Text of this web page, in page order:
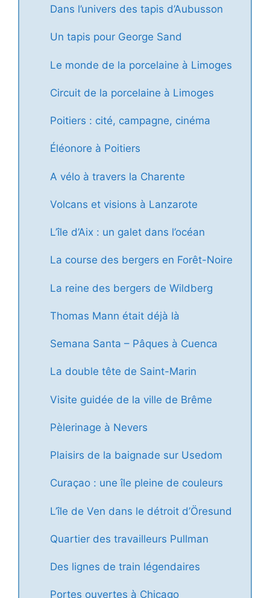
Dans l’univers des tapis d’Aubusson
Un tapis pour George Sand
Le monde de la porcelaine à Limoges
Circuit de la porcelaine à Limoges
Poitiers : cité, campagne, cinéma
Éléonore à Poitiers
A vélo à travers la Charente
Volcans et visions à Lanzarote
L’île d’Aix : un galet dans l’océan
La course des bergers en Forêt-Noire
La reine des bergers de Wildberg
Thomas Mann était déjà là
Semana Santa – Pâques à Cuenca
La double tête de Saint-Marin
Visite guidée de la ville de Brême
Pèlerinage à Nevers
Plaisirs de la baignade sur Usedom
Curaçao : une île pleine de couleurs
L’île de Ven dans le détroit d’Öresund
Quartier des travailleurs Pullman
Des lignes de train légendaires
Portes ouvertes à Chicago